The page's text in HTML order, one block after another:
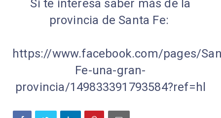
Si te interesa saber más de la
provincia de Santa Fe:
https://www.facebook.com/pages/
Fe-una-gran-
provincia/149833391793584?ref=hl